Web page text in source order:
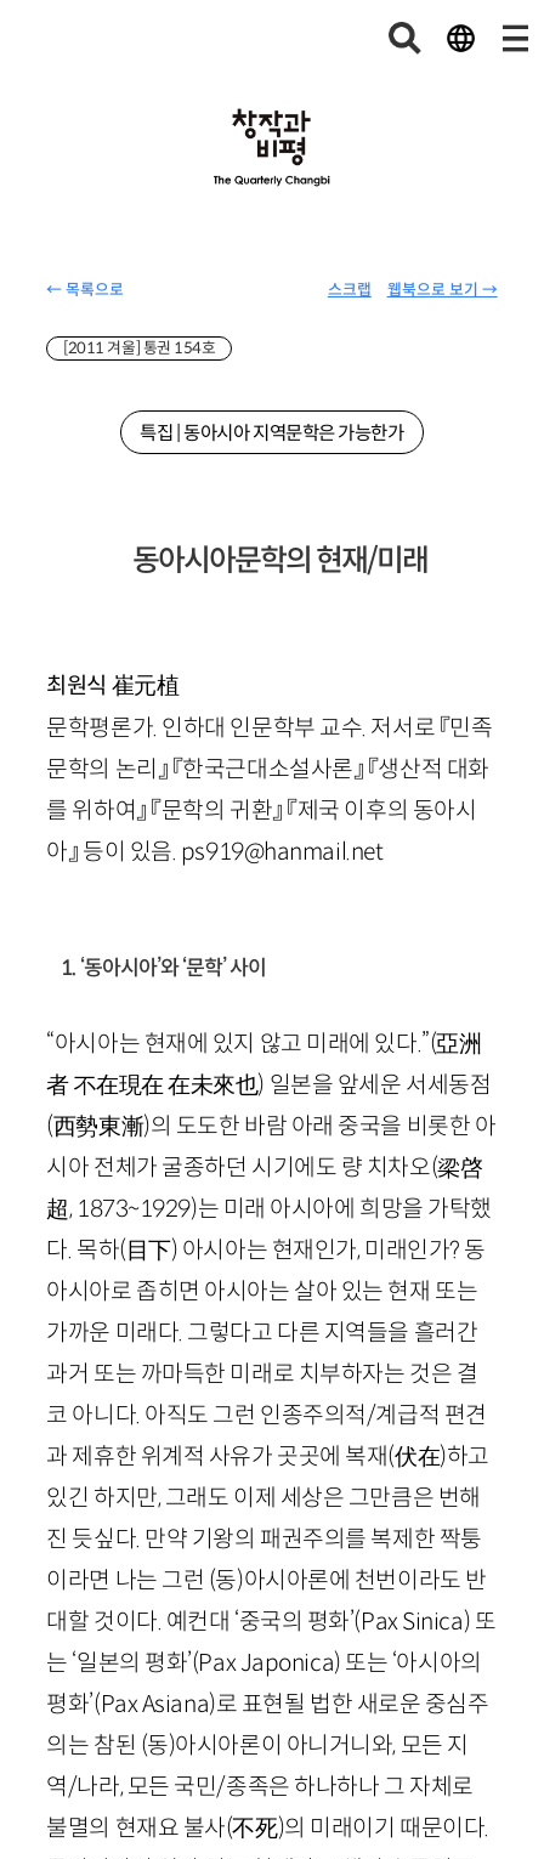
← 목록으로 웹북으로 보기 →
스크랩
[2011 겨울] 통권 154호
특집 | 동아시아 지역문학은 가능한가
동아시아문학의 현재/미래
최원식 崔元植
문학평론가. 인하대 인문학부 교수. 저서로 『민족
문학의 논리』 『한국근대소설사론』 『생산적 대화
를 위하여』 『문학의 귀환』 『제국 이후의 동아시
아』 등이 있음. ps919@hanmail.net
1. ‘동아시아’와 ‘문학’ 사이
“아시아는 현재에 있지 않고 미래에 있다.”(亞洲
者不在現在在未來也) 일본을 앞세운 서세동점
(西勢東漸)의 도도한 바람 아래 중국을 비롯한 아
시아 전체가 굴종하던 시기에도 량 치차오(梁啓
超, 1873~1929)는 미래 아시아에 희망을 가탁했
다. 목하(目下) 아시아는 현재인가, 미래인가? 동
아시아로 좁히면 아시아는 살아 있는 현재 또는
가까운 미래다. 그렇다고 다른 지역들을 흘러간
과거 또는 까마득한 미래로 치부하자는 것은 결
코 아니다. 아직도 그런 인종주의적/계급적 편견
과 제휴한 위계적 사유가 곳곳에 복재(伏在)하고
있긴 하지만, 그래도 이제 세상은 그만큼은 번해
진 듯싶다. 만약 기왕의 패권주의를 복제한 짝퉁
이라면 나는 그런 (동)아시아론에 천번이라도 반
대할 것이다. 예컨대 ‘중국의 평화’(PaxSinica) 또
는 ‘일본의 평화’(Pax Japonica) 또는 ‘아시아의
평화’(PaxAsiana)로 표현될 법한 새로운 중심주
의는 참된 (동)아시아론이 아니거니와, 모든 지
역/나라, 모든 국민/종족은 하나하나 그 자체로
불멸의 현재요 불사(不死)의 미래이기 때문이다.